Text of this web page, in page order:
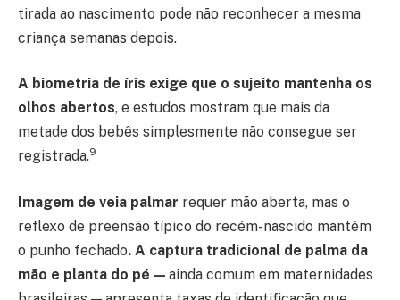
tirada ao nascimento pode não reconhecer a mesma
criança semanas depois.
A biometria de íris exige que o sujeito mantenha os
olhos abertos, e estudos mostram que mais da
metade dos bebês simplesmente não consegue ser
registrada.9
Imagem de veia palmar requer mão aberta, mas o
reflexo de preensão típico do recém-nascido mantém
o punho fechado. A captura tradicional de palma da
mão e planta do pé — ainda comum em maternidades